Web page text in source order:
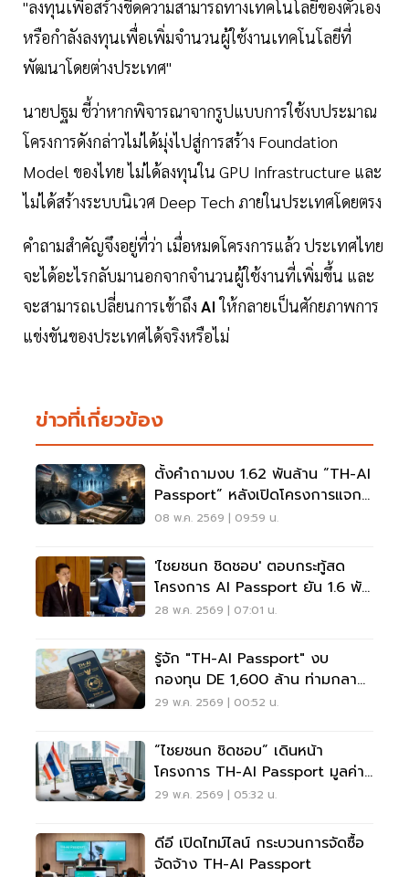
"ลงทุนเพื่อสร้างขีดความสามารถทางเทคโนโลยีของตัวเอง
หรือกำลังลงทุนเพื่อเพิ่มจำนวนผู้ใช้งานเทคโนโลยีที่
พัฒนาโดยต่างประเทศ"
นายปฐม ชี้ว่าหากพิจารณาจากรูปแบบการใช้งบประมาณ
โครงการดังกล่าวไม่ได้มุ่งไปสู่การสร้าง Foundation
Model ของไทย ไม่ได้ลงทุนใน GPU Infrastructure และ
ไม่ได้สร้างระบบนิเวศ Deep Tech ภายในประเทศโดยตรง
คำถามสำคัญจึงอยู่ที่ว่า เมื่อหมดโครงการแล้ว ประเทศไทย
จะได้อะไรกลับมานอกจากจำนวนผู้ใช้งานที่เพิ่มขึ้น และ
จะสามารถเปลี่ยนการเข้าถึง AIให้กลายเป็นศักยภาพการ
แข่งขันของประเทศได้จริงหรือไม่
ข่าวที่เกี่ยวข้อง
ตั้งคำถามงบ 1.62 พันล้าน “TH-AI
Passport” หลังเปิดโครงการแจก
AI ฟรี 5 ล้านสิทธิ์
08 พ.ค. 2569 | 09:59 น.
'ไชยชนก ชิดชอบ' ตอบกระทู้สด
โครงการ AI Passport ยัน 1.6 พัน
ล้าน โปร่งใส พร้อมให้ตรวจสอบ
28 พ.ค. 2569 | 07:01 น.
รู้จัก "TH-AI Passport" งบ
กองทุน DE 1,600 ล้าน ท่ามกลาง
เสียงสะท้อนปมความคุ้มค่า
29 พ.ค. 2569 | 00:52 น.
“ไชยชนก ชิดชอบ” เดินหน้า
โครงการ TH-AI Passport มูลค่า
1,620 ล้าน ดีเดย์มิ.ย.นี้
29 พ.ค. 2569 | 05:32 น.
ดีอี เปิดไทม์ไลน์ กระบวนการจัดซื้อ
จัดจ้าง TH-AI Passport